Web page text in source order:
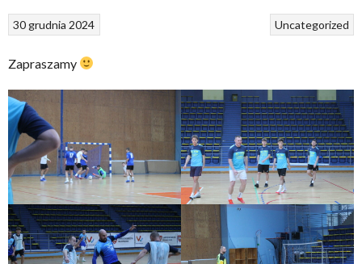
Uncategorized
30 grudnia 2024
Zapraszamy